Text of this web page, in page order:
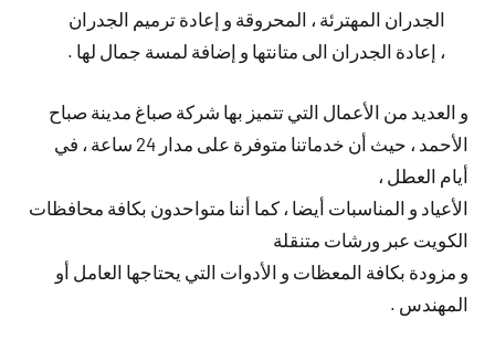
الجدران المهترئة ، المحروقة و إعادة ترميم الجدران
، إعادة الجدران الى متانتها و إضافة لمسة جمال لها .
و العديد من الأعمال التي تتميز بها شركة صباغ مدينة صباح
الأحمد ، حيث أن خدماتنا متوفرة على مدار 24 ساعة ، في
أيام العطل ،
الأعياد و المناسبات أيضا ، كما أننا متواحدون بكافة محافظات
الكويت عبر ورشات متنقلة
و مزودة بكافة المعظات و الأدوات التي يحتاجها العامل أو
المهندس .